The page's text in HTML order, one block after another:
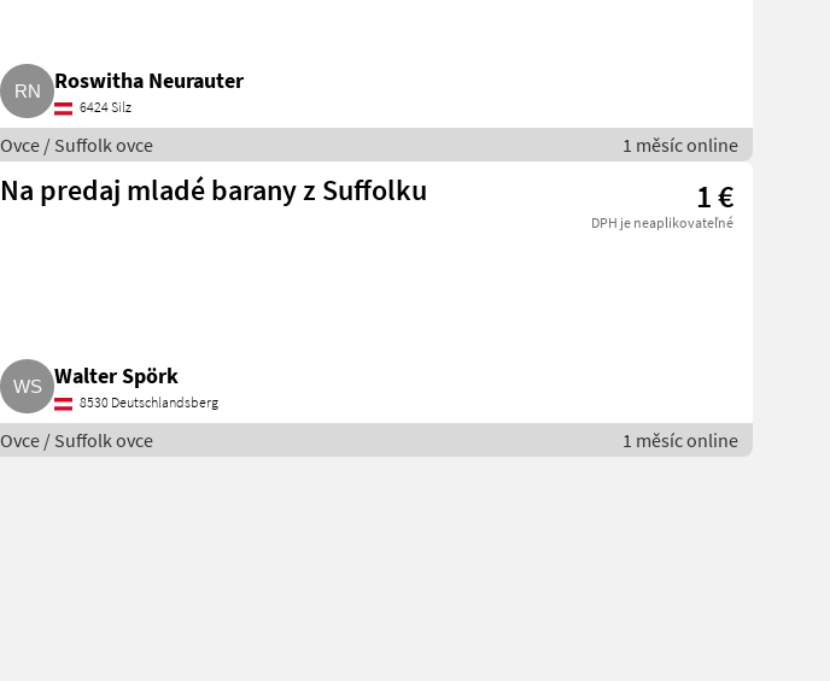
Roswitha Neurauter
6424 Silz
Ovce / Suffolk ovce 1 měsíc online
Na predaj mladé barany z Suffolku 1 €
DPH je neaplikovateľné
Walter Spörk
8530 Deutschlandsberg
Ovce / Suffolk ovce 1 měsíc online